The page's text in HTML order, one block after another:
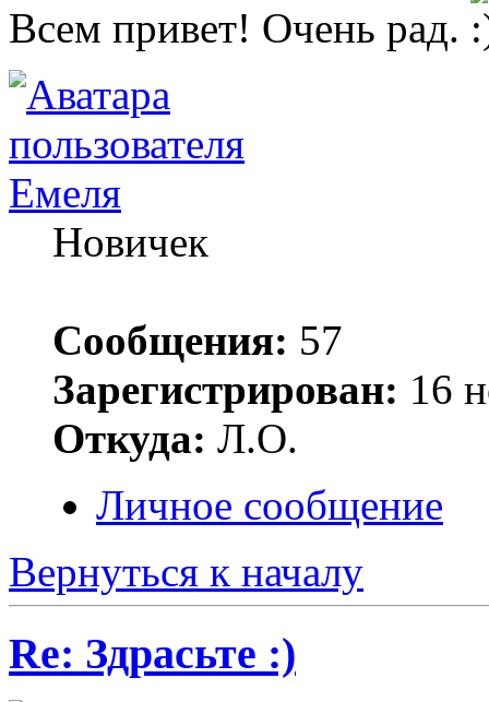
Всем привет! Очень рад.
Емеля
Новичек
Сообщения: 57
Зарегистрирован: 16
Откуда: Л.О.
Личное сообщение
Вернуться к началу
Re: Здрасьте :)